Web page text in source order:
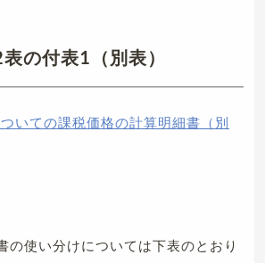
の付表1（別表）
ついての課税価格の計算明細書（別
の使い分けについては下表のとおり